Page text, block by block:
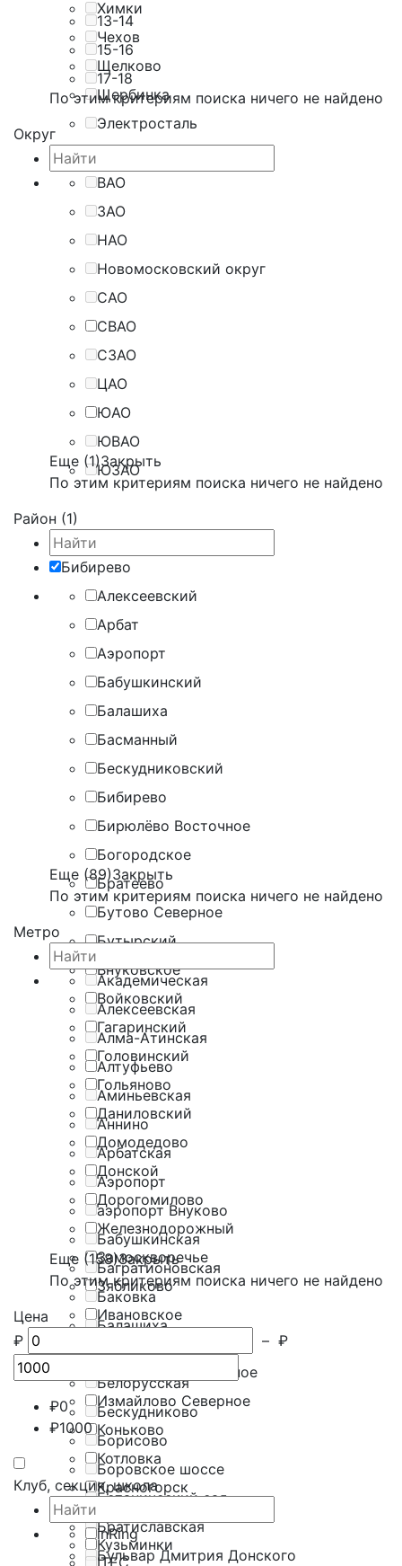
Химки
Чехов
Щелково
Щербинка
Электросталь
13-14
15-16
17-18
По этим критериям поиска ничего не найдено
Округ
ВАО
ЗАО
НАО
Новомосковский округ
САО
СВАО
СЗАО
ЦАО
ЮАО
ЮВАО
ЮЗАО
Еще (1)Закрыть
По этим критериям поиска ничего не найдено
Район (1)
Бибирево
Алексеевский
Арбат
Аэропорт
Бабушкинский
Балашиха
Басманный
Бескудниковский
Бибирево
Бирюлёво Восточное
Богородское
Братеево
Бутово Северное
Бутырский
Внуковское
Войковский
Гагаринский
Головинский
Гольяново
Даниловский
Домодедово
Донской
Дорогомилово
Железнодорожный
Замоскворечье
Зябликово
Ивановское
Измайлово Восточное
Измайлово Северное
Коньково
Котловка
Красногорск
Кузьминки
Еще (89)Закрыть
По этим критериям поиска ничего не найдено
Метро
Академическая
Алексеевская
Алма-Атинская
Алтуфьево
Аминьевская
Аннино
Арбатская
Аэропорт
аэропорт Внуково
Бабушкинская
Багратионовская
Баковка
Балашиха
Баррикадная
Белорусская
Бескудниково
Борисово
Боровское шоссе
Ботанический сад
Братиславская
Бульвар Дмитрия Донского
Еще (158)Закрыть
По этим критериям поиска ничего не найдено
Цена
₽
– ₽
₽0
₽1000
Клуб, секция, школа
inRing
ITEC